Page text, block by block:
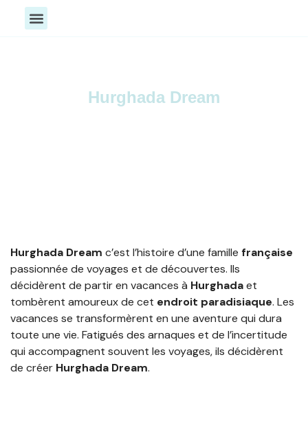
Hurghada Dream
Hurghada Dream c’est l’histoire d’une famille française
passionnée de voyages et de découvertes. Ils
décidèrent de partir en vacances à Hurghadaet
tombèrent amoureux de cet endroit paradisiaque. Les
vacances se transformèrent en une aventure qui dura
toute une vie. Fatigués des arnaques et de l’incertitude
qui accompagnent souvent les voyages, ils décidèrent
de créer Hurghada Dream.